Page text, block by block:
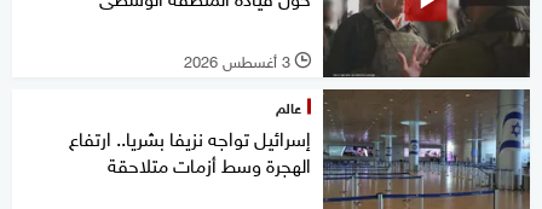
l 3 أغسطس 2026
عالم
إسرائيل تواجه نزيفا بشريا.. ارتفاع
الهجرة وسط أزمات متلاحقة